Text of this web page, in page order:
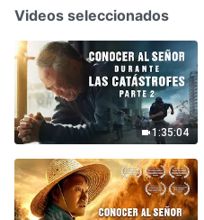
Videos seleccionados
1:35:04